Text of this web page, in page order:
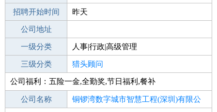
公司电话
招聘开始时间 昨天
招聘结束时间
公司地址
一级分类 人事|行政|高级管理
二级分类 人事/行政
三级分类 猎头顾问
其他行业 不限
公司福利：五险一金,全勤奖,节日福利,餐补
公司名称 铜锣湾数字城市智慧工程(深圳)有限公